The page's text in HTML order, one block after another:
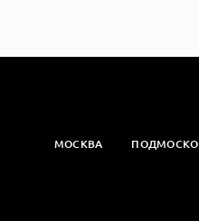
МОСКВА